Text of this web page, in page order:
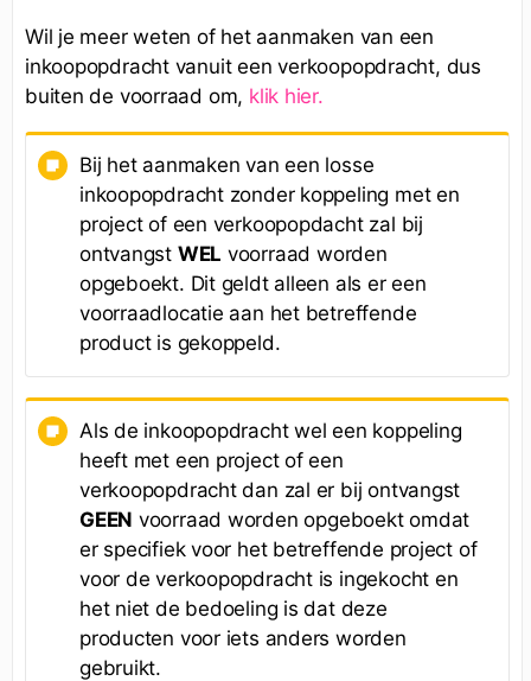
Wil je meer weten of het aanmaken van een
inkoopopdracht vanuit een verkoopopdracht, dus
buiten de voorraad om, klik hier.
Bij het aanmaken van een losse
inkoopopdracht zonder koppeling met en
project of een verkoopopdacht zal bij
ontvangst WEL voorraad worden
opgeboekt. Dit geldt alleen als er een
voorraadlocatie aan het betreffende
product is gekoppeld.
Als de inkoopopdracht wel een koppeling
heeft met een project of een
verkoopopdracht dan zal er bij ontvangst
GEEN voorraad worden opgeboekt omdat
er specifiek voor het betreffende project of
voor de verkoopopdracht is ingekocht en
het niet de bedoeling is dat deze
producten voor iets anders worden
gebruikt.